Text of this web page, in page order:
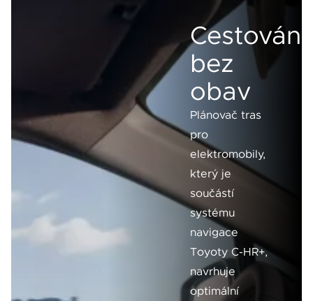
Cestování
bez
obav
Plánovač tras
pro
elektromobily,
který je
součástí
systému
navigace
Toyoty C-HR+,
navrhuje
optimální